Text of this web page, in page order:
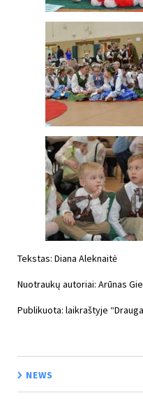
Tekstas: Diana Aleknaitė
Nuotraukų autoriai: Arūnas
Publikuota: laikraštyje
NEWS